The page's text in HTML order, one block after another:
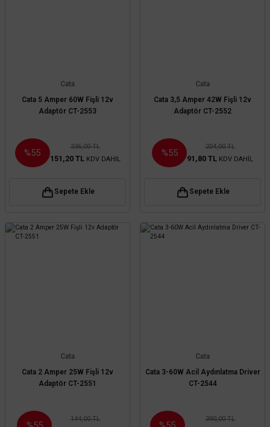
Cata
Cata 5 Amper 60W Fişli 12v
Adaptör CT-2553
%55
336,00 TL
151,20 TL KDV DAHİL
Sepete Ekle
Cata
Cata 3,5 Amper 42W Fişli 12v
Adaptör CT-2552
%55
204,00 TL
91,80 TL KDV DAHİL
Sepete Ekle
Cata
Cata 2 Amper 25W Fişli 12v
Adaptör CT-2551
144,00 TL
Cata
Cata 3-60W Acil Aydınlatma Driver
CT-2544
390,00 TL